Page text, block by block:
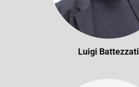
Luigi Battezzati